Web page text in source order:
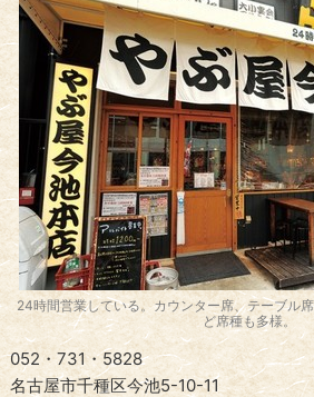
24時間営業している。カウンター席、テーブル
ど席種も多様。
052・731・5828
名古屋市千種区今池5-10-11